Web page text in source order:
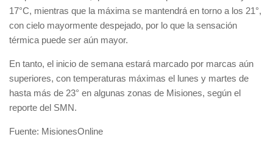
17°C, mientras que la máxima se mantendrá en torno a los 21°,
con cielo mayormente despejado, por lo que la sensación
térmica puede ser aún mayor.
En tanto, el inicio de semana estará marcado por marcas aún
superiores, con temperaturas máximas el lunes y martes de
hasta más de 23° en algunas zonas de Misiones, según el
reporte del SMN.
Fuente: MisionesOnline